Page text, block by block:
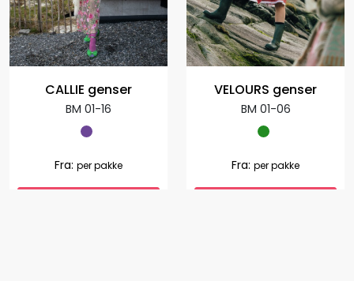
CALLIE genser
BM 01-16
Fra: per pakke
VELOURS genser
BM 01-06
Fra: per pakke